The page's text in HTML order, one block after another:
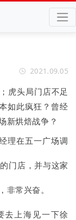
2021.09.05
虎头局门店不足
如此疯狂？曾经
新烘焙战争？
理在五一广场调
门店，并与这家
非常兴奋。
去上海见一下徐